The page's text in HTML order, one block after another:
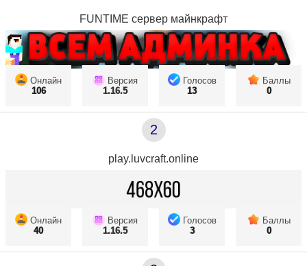
FUNTIME сервер майнкрафт
Онлайн
106
Версия
1.16.5
Голосов
13
Баллы
0
2
play.luvcraft.online
Онлайн
40
Версия
1.16.5
Голосов
3
Баллы
0